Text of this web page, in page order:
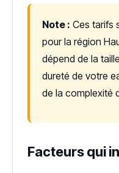
Note : Ces tarifs
pour la région
dépend de la
dureté de votre
de la complexité
Facteurs qui